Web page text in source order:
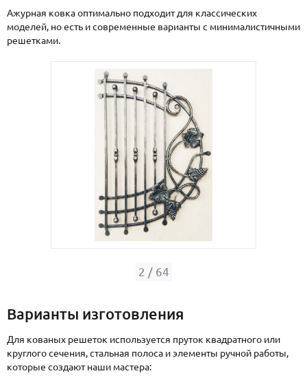
С металлобагетом (571)
Белые(108)
С геометрическим рисунком(46)
С реечным дизайном(29)
Популярные двери
Двери со скидкой
ОПЛАТА
ДОСТАВКА
Ажурная ковка оптимально подходит для классических
моделей, но есть и современные варианты с минималистичными
решетками.
2 / 64
Варианты изготовления
Для кованых решеток используется пруток квадратного или
круглого сечения, стальная полоса и элементы ручной работы,
которые создают наши мастера: